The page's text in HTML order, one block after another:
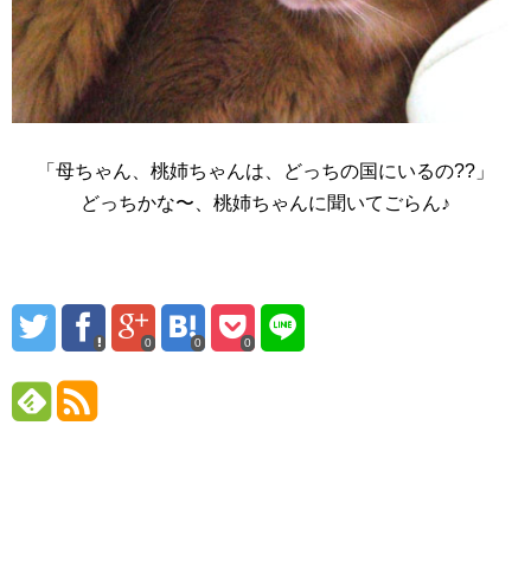
「母ちゃん、桃姉ちゃんは、どっちの国にいるの??」
どっちかな〜、桃姉ちゃんに聞いてごらん♪
0 0 0